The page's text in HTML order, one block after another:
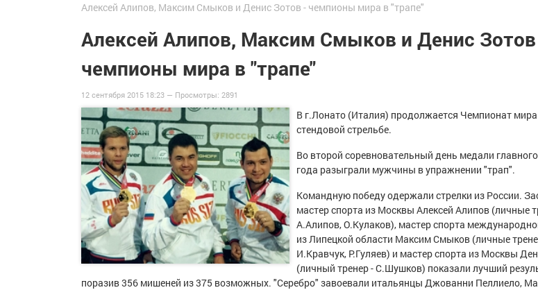
Алексей Алипов, Максим Смыков и Денис Зотов - чемпионы мира в "трапе"
Алексей Алипов, Максим Смыков и Денис
чемпионы мира в "трапе"
12 сентября 2015 18:23 — Просмотры: 2891
В г.Лонато (Италия) продолжается Чемпионат
стендовой стрельбе.
Во второй соревновательный день медали
года разыграли мужчины в упражнении "трап".
Командную победу одержали стрелки из России.
мастер спорта из Москвы Алексей Алипов (личные
А.Алипов, О.Кулаков), мастер спорта
из Липецкой области Максим Смыков (личные
И.Кравчук, Р.Гуляев) и мастер спорта из Москвы
(личный тренер - С.Шушков) показали лучший
поразив 356 мишеней из 375 возможных. "Серебро" завоевали итальянцы Джованни Пеллиело,